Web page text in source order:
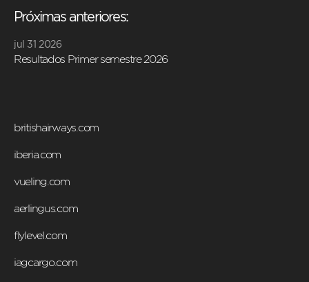
Próximas anteriores:
jul 31 2026
Resultados Primer semestre 2026
britishairways.com
iberia.com
vueling.com
aerlingus.com
flylevel.com
iagcargo.com